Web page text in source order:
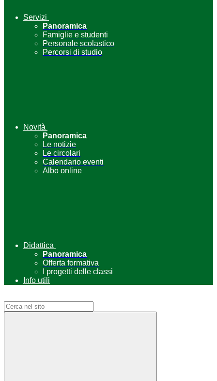
Servizi
Panoramica
Famiglie e studenti
Personale scolastico
Percorsi di studio
Novità
Panoramica
Le notizie
Le circolari
Calendario eventi
Albo online
Didattica
Panoramica
Offerta formativa
I progetti delle classi
Info utili